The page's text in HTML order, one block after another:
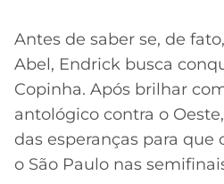
Antes de saber se, de
Abel, Endrick busca
Copinha. Após brilhar
antológico contra o
das esperanças para que
o São Paulo nas